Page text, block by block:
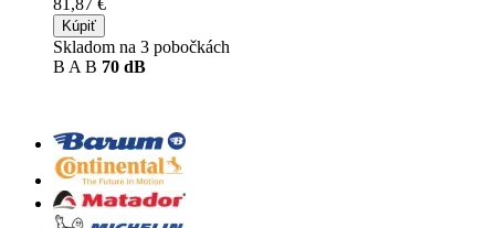
81,87 €
Kúpiť
Skladom na 3 pobočkách
B A B 70 dB